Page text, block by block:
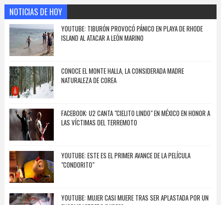
NOTICIAS DE HOY
YOUTUBE: TIBURÓN PROVOCÓ PÁNICO EN PLAYA DE RHODE
ISLAND AL ATACAR A LEÓN MARINO
CONOCE EL MONTE HALLA, LA CONSIDERADA MADRE
NATURALEZA DE COREA
FACEBOOK: U2 CANTA "CIELITO LINDO" EN MÉXICO EN HONOR A
LAS VÍCTIMAS DEL TERREMOTO
YOUTUBE: ESTE ES EL PRIMER AVANCE DE LA PELÍCULA
"CONDORITO"
YOUTUBE: MUJER CASI MUERE TRAS SER APLASTADA POR UN